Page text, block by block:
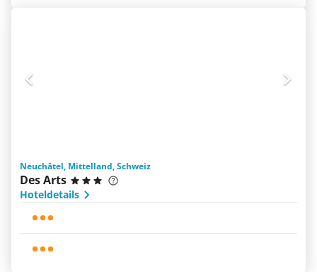
Neuchâtel, Mittelland, Schweiz
Des Arts
Hoteldetails